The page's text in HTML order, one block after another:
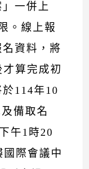
一併上
。線上報
資料，將
算完成初
114年10
備取名
午1時20
際會議中